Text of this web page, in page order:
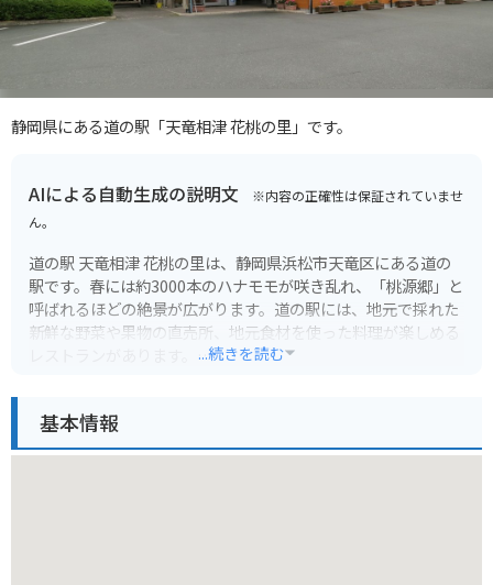
静岡県にある道の駅「天竜相津 花桃の里」です。
AIによる自動生成の説明文 ※内容の正確性は保証されていませ
ん。
道の駅 天竜相津 花桃の里は、静岡県浜松市天竜区にある道の
駅です。春には約3000本のハナモモが咲き乱れ、「桃源郷」と
呼ばれるほどの絶景が広がります。道の駅には、地元で採れた
新鮮な野菜や果物の直売所、地元食材を使った料理が楽しめる
されているので安心です。春には満開のハナモモ並木をバイク
で走ることができ、まさに桃源郷を駆け抜けるような気分を味
...続きを読む
基本情報